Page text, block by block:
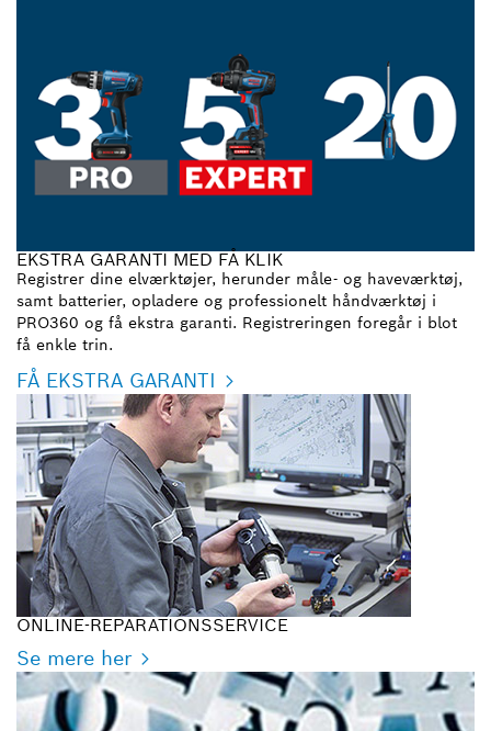
EKSTRA GARANTI MED FÅ KLIK
Registrer dine elværktøjer, herunder måle- og haveværktøj,
samt batterier, opladere og professionelt håndværktøj i
PRO360 og få ekstra garanti. Registreringen foregår i blot
få enkle trin.
FÅ EKSTRA GARANTI
ONLINE-REPARATIONSSERVICE
Se mere her